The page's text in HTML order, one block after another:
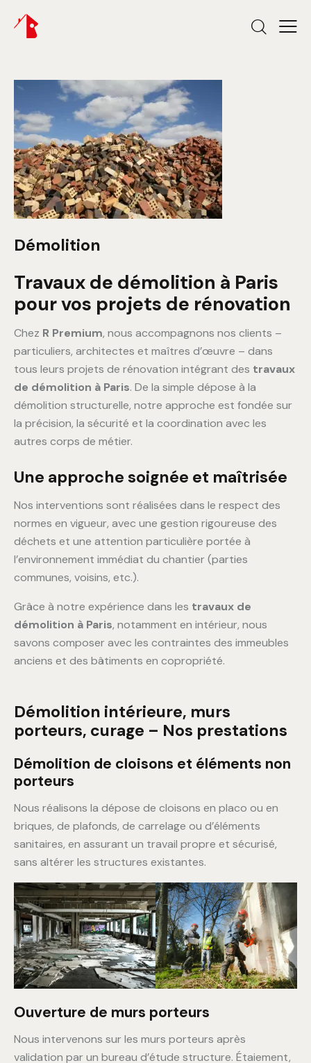
Démolition
Travaux de démolition à Paris
pour vos projets de rénovation
Chez R Premium, nous accompagnons nos clients –
particuliers, architectes et maîtres d’œuvre – dans
tous leurs projets de rénovation intégrant des travaux
de démolition à Paris. De la simple dépose à la
démolition structurelle, notre approche est fondée sur
la précision, la sécurité et la coordination avec les
autres corps de métier.
Une approche soignée et maîtrisée
Nos interventions sont réalisées dans le respect des
normes en vigueur, avec une gestion rigoureuse des
déchets et une attention particulière portée à
l’environnement immédiat du chantier (parties
communes, voisins, etc.).
Grâce à notre expérience dans les travaux de
démolition à Paris, notamment en intérieur, nous
savons composer avec les contraintes des immeubles
anciens et des bâtiments en copropriété.
Démolition intérieure, murs
porteurs, curage – Nos prestations
Démolition de cloisons et éléments non
porteurs
Nous réalisons la dépose de cloisons en placo ou en
briques, de plafonds, de carrelage ou d’éléments
sanitaires, en assurant un travail propre et sécurisé,
sans altérer les structures existantes.
Ouverture de murs porteurs
Nous intervenons sur les murs porteurs après
validation par un bureau d’étude structure. Étaiement,